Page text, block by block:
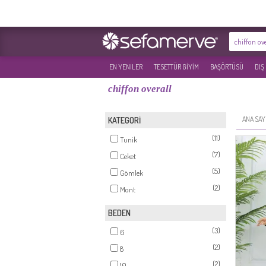
EN YENILER TESETTÜR GİYİM BAŞÖRTÜSÜ DIŞ
chiffon overall
KATEGORİ
Tunik
(11)
Ceket
(7)
Gömlek
(5)
Mont
(2)
BEDEN
6
(3)
8
(2)
(2)
ANA